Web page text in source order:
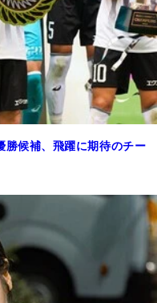
勝候補、飛躍に期待のチー